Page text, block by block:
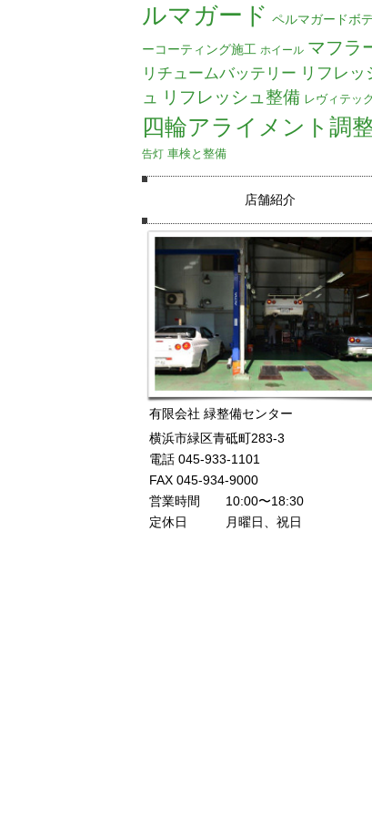
ルマガード ペルマガードボ
ーコーティング施工 ホイール マフラ
リチュームバッテリー リフレッ
ュ
リフレッシュ整備 レヴィテック
四輪アライメント調
告灯 車検と整備
店舗紹介
有限会社 緑整備センター
横浜市緑区青砥町283-3
電話 045-933-1101
FAX 045-934-9000
営業時間 10:00〜18:30
定休日 月曜日、祝日